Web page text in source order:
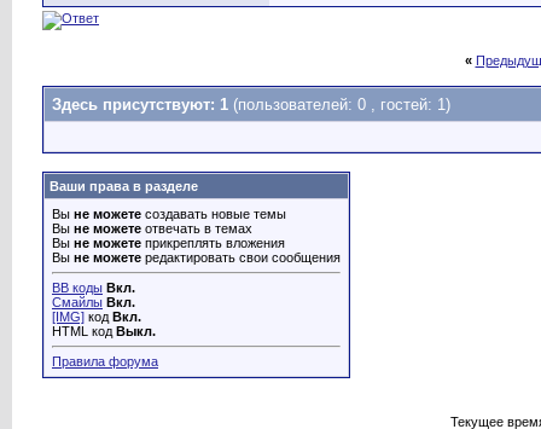
«
Здесь присутствуют: 1 (пользователей: 0 , гостей: 1)
Ваши права в разделе
Вы не можете создавать новые темы
Вы не можете отвечать в темах
Вы не можете прикреплять вложения
Вы не можете редактировать свои сообщения
BB коды Вкл.
Смайлы Вкл.
[IMG] код Вкл.
HTML код Выкл.
Правила форума
Текущее